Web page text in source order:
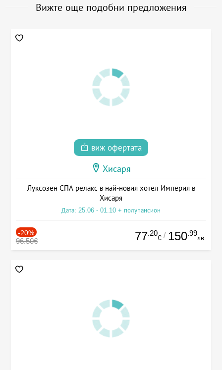
Вижте още подобни предложения
виж офертата
Хисаря
Луксозен СПА релакс в най-новия хотел Империя в
Хисаря
Дата: 25.06 - 01.10 + полупансион
-20%
96.50€ 77.20
€ / 150.99
лв.